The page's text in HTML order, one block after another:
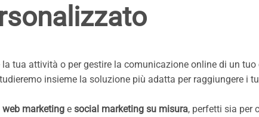
tua attività o per gestire la comunicazione online di un
insieme la soluzione più adatta per raggiungere i
marketing e social marketing su misura, perfetti sia per